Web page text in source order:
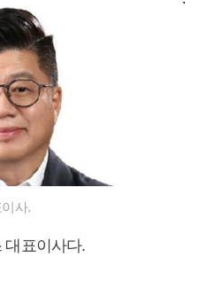
사.
대표이사다.